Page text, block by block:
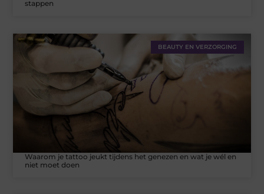
stappen
BEAUTY EN VERZORGING
Waarom je tattoo jeukt tijdens het genezen en wat je wél en
niet moet doen